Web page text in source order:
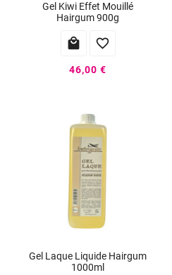
Gel Kiwi Effet Mouillé
Hairgum 900g
 
46,00 €
Gel Laque Liquide Hairgum
1000ml